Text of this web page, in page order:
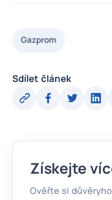
Gazprom
Sdílet článek
Získejte
Ověřte si